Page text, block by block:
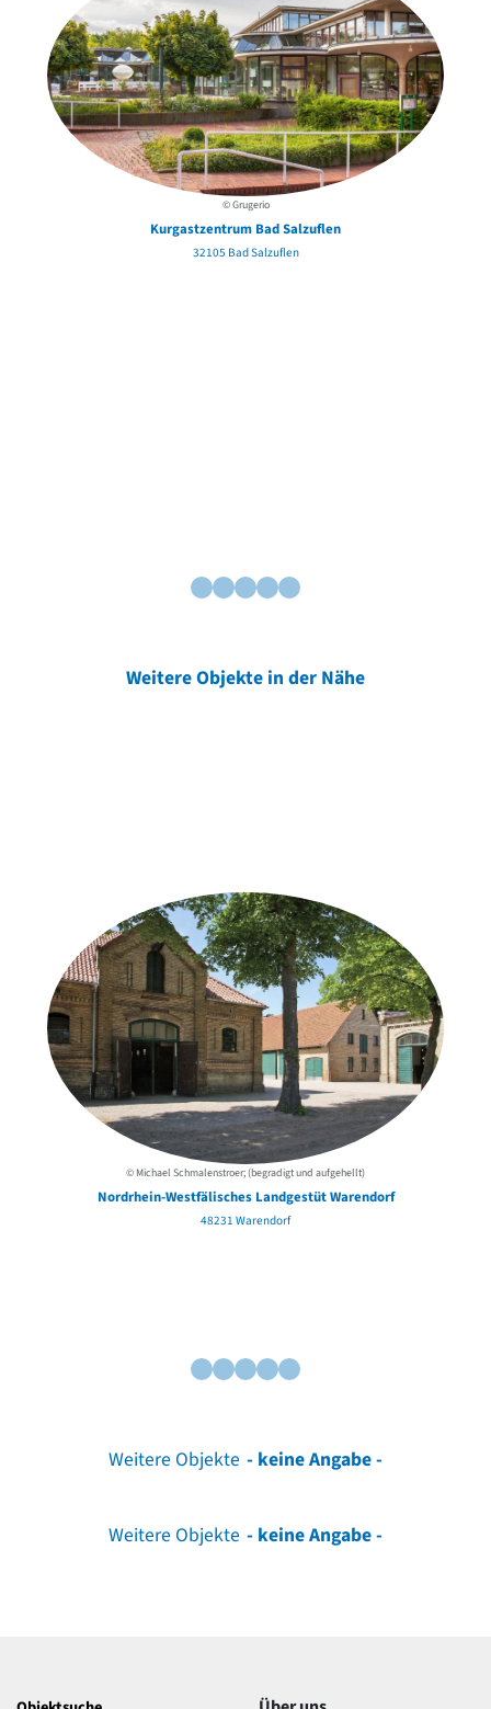
© Grugerio
Kurgastzentrum Bad Salzuflen
32105 Bad Salzuflen
Weitere Objekte in der Nähe
© Michael Schmalenstroer; (begradigt und aufgehellt)
Nordrhein-Westfälisches Landgestüt Warendorf
48231 Warendorf
Weitere Objekte - keine Angabe -
Weitere Objekte - keine Angabe -